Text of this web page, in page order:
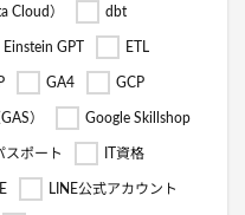
Cloud） dbt
Einstein GPT ETL
GA4 GCP
） Google Skillshop
スポート IT資格
LINE公式アカウント